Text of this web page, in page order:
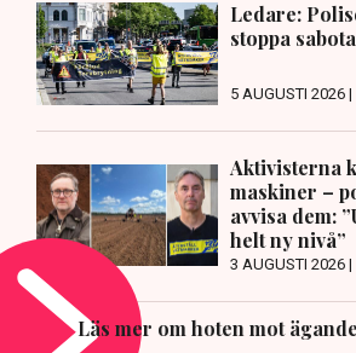
Ledare:
stoppa
5 AUGUSTI 2026 |
Aktivisterna
maskiner –
avvisa dem:
helt ny nivå”
3 AUGUSTI 2026 |
Läs mer om hoten mot